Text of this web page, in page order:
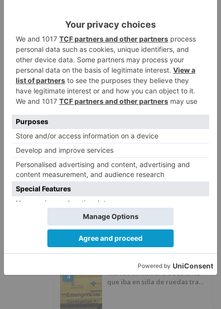
fórum evolución acude iii encuentro
anual
foro
mice madrid
LO + VISTO
Matthew Brennan conquista el
estreno de la Vuelta a Burgos
2
Un incendio intencionado
calcina el tobogán del parque
Burgos
3
Seis proyectos de Burgos
recibirán 7,5 millones de euros
para impulsar plantas solares
4
Herido un hombre de 35 años
que iba en silla de ruedas tras